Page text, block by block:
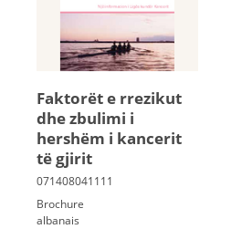
Faktorët e rrezikut
dhe zbulimi i
hershëm i kancerit
të gjirit
Brochure
albanais